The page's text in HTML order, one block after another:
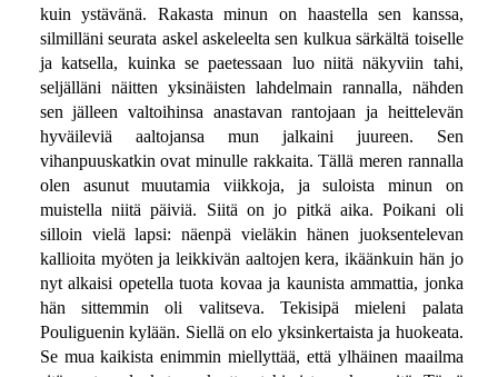
kuin ystävänä. Rakasta minun on haastella sen kanssa,
silmilläni seurata askel askeleelta sen kulkua särkältä toiselle
ja katsella, kuinka se paetessaan luo niitä näkyviin tahi,
seljälläni näitten yksinäisten lahdelmain rannalla, nähden
sen jälleen valtoihinsa anastavan rantojaan ja heittelevän
hyväileviä aaltojansa mun jalkaini juureen. Sen
vihanpuuskatkin ovat minulle rakkaita. Tällä meren rannalla
olen asunut muutamia viikkoja, ja suloista minun on
muistella niitä päiviä. Siitä on jo pitkä aika. Poikani oli
silloin vielä lapsi: näenpä vieläkin hänen juoksentelevan
kallioita myöten ja leikkivän aaltojen kera, ikäänkuin hän jo
nyt alkaisi opetella tuota kovaa ja kaunista ammattia, jonka
hän sittemmin oli valitseva. Tekisipä mieleni palata
Pouliguenin kylään. Siellä on elo yksinkertaista ja huokeata.
Se mua kaikista enimmin miellyttää, että ylhäinen maailma